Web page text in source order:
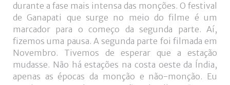
durante a fase mais intensa das monções. O festival
de Ganapati que surge no meio do filme é um
marcador para o começo da segunda parte. Aí,
fizemos uma pausa. A segunda parte foi filmada em
Novembro. Tivemos de esperar que a estação
mudasse. Não há estações na costa oeste da Índia,
apenas as épocas da monção e não-monção. Eu